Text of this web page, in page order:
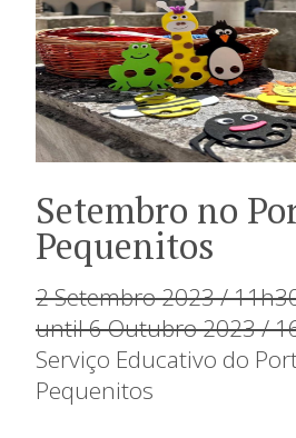
Setembro no
Pequenitos
2 Setembro 2023 /
until 6 Outubro 2023 /
Serviço Educativo do
Pequenitos